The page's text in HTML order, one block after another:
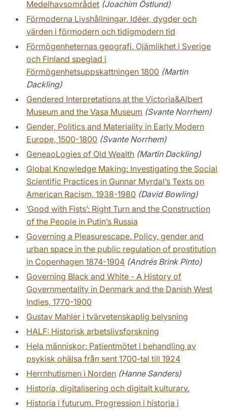
Medelhavsområdet (Joachim Östlund)
Förmoderna Livshållningar. Idéer, dygder och
värden i förmodern och tidigmodern tid
Förmögenheternas geografi. Ojämlikhet i Sverige
och Finland speglad i
Förmögenhetsuppskattningen 1800 (Martin
Dackling)
Gendered Interpretations at the Victoria&Albert
Museum and the Vasa Museum (Svante Norrhem)
Gender, Politics and Materiality in Early Modern
Europe, 1500-1800 (Svante Norrhem)
GeneaoLogies of Old Wealth (Martin Dackling)
Global Knowledge Making: Investigating the Social
Scientific Practices in Gunnar Myrdal’s Texts on
American Racism, 1938-1980 (David Bowling)
’Good with Fists’: Right Turn and the Construction
of the People in Putin’s Russia
Governing a Pleasurescape. Policy, gender and
urban space in the public regulation of prostitution
in Copenhagen 1874-1904 (Andrés Brink Pinto)
Governing Black and White - A History of
Governmentality in Denmark and the Danish West
Indies, 1770-1900
Gustav Mahler i tvärvetenskaplig belysning
HALF: Historisk arbetslivsforskning
Hela människor: Patientmötet i behandling av
psykisk ohälsa från sent 1700-tal till 1924
Herrnhutismen i Norden (Hanne Sanders)
Historia, digitalisering och digitalt kulturarv.
Historia i futurum. Progression i historia i